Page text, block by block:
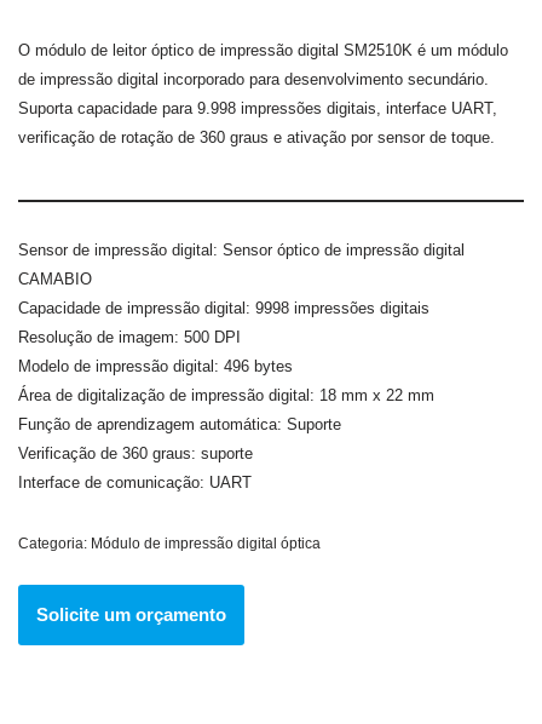
O módulo de leitor óptico de impressão digital SM2510K é um módulo
de impressão digital incorporado para desenvolvimento secundário.
Suporta capacidade para 9.998 impressões digitais, interface UART,
verificação de rotação de 360 graus e ativação por sensor de toque.
Sensor de impressão digital: Sensor óptico de impressão digital
CAMABIO
Capacidade de impressão digital: 9998 impressões digitais
Resolução de imagem: 500 DPI
Modelo de impressão digital: 496 bytes
Área de digitalização de impressão digital: 18 mm x 22 mm
Função de aprendizagem automática: Suporte
Verificação de 360 graus: suporte
Interface de comunicação: UART
Categoria: Módulo de impressão digital óptica
Solicite um orçamento